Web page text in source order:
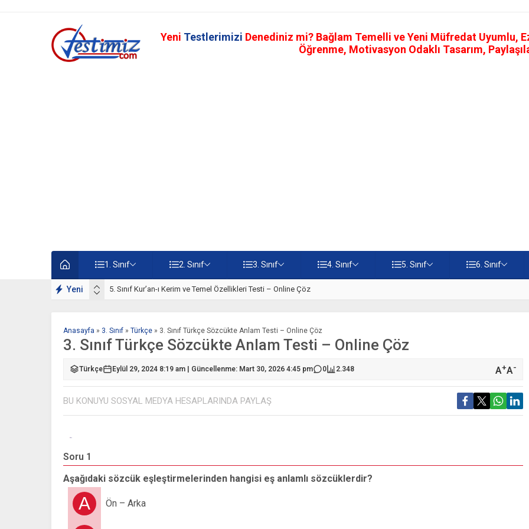
Yeni Testlerimizi Denediniz mi? Bağlam Temelli ve Yeni Müfredat Uyumlu,
Öğrenme, Motivasyon Odaklı Tasarım,
1. Sınıf 2. Sınıf 3. Sınıf 4. Sınıf 5. Sınıf 6. Sınıf
Yeni 5. Sınıf Kur’an-ı Kerim ve Temel Özellikleri Testi – Online Çöz
Anasayfa » 3. Sınıf » Türkçe » 3. Sınıf Türkçe Sözcükte Anlam Testi – Online Çöz
3. Sınıf Türkçe Sözcükte Anlam Testi – Online Çöz
Türkçe Eylül 29, 2024 8:19 am | Güncellenme: Mart 30, 2026 4:45 pm 0 2.348 A+A-
BU KONUYU SOSYAL MEDYA HESAPLARINDA PAYLAŞ
Soru 1
Aşağıdaki sözcük eşleştirmelerinden hangisi eş anlamlı sözcüklerdir?
A Ön – Arka